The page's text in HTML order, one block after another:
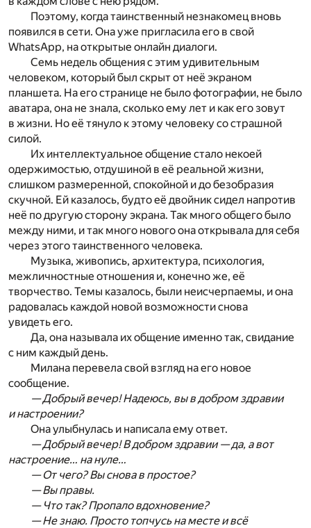
Поэтому, когда таинственный незнакомец вновь
появился в сети. Она уже пригласила его в свой
WhatsApp, на открытые онлайн диалоги.
Семь недель общения с этим удивительным
человеком, который был скрыт от неё экраном
планшета. На его странице не было фотографии, не было
аватара, она не знала, сколько ему лет и как его зовут
в жизни. Но её тянуло к этому человеку со страшной
силой.
Их интеллектуальное общение стало некоей
одержимостью, отдушиной в её реальной жизни,
слишком размеренной, спокойной и до безобразия
скучной. Ей казалось, будто её двойник сидел напротив
неё по другую сторону экрана. Так много общего было
между ними, и так много нового она открывала для себя
через этого таинственного человека.
Музыка, живопись, архитектура, психология,
межличностные отношения и, конечно же, её
творчество. Темы казалось, были неисчерпаемы, и она
радовалась каждой новой возможности снова
увидеть его.
Да, она называла их общение именно так, свидание
с ним каждый день.
Милана перевела свой взгляд на его новое
сообщение.
— Добрый вечер! Надеюсь, вы в добром здравии
и настроении?
Она улыбнулась и написала ему ответ.
— Добрый вечер! В добром здравии — да, а вот
настроение… на нуле…
— От чего? Вы снова в простое?
— Вы правы.
— Что так? Пропало вдохновение?
— Не знаю. Просто топчусь на месте и всё